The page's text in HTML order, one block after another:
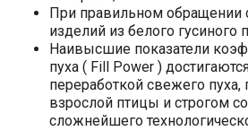
При правильном обращении
изделий из белого гусиного
Наивысшие показатели
пуха ( Fill Power )
переработкой свежего пуха,
взрослой птицы и строгом
сложнейшего